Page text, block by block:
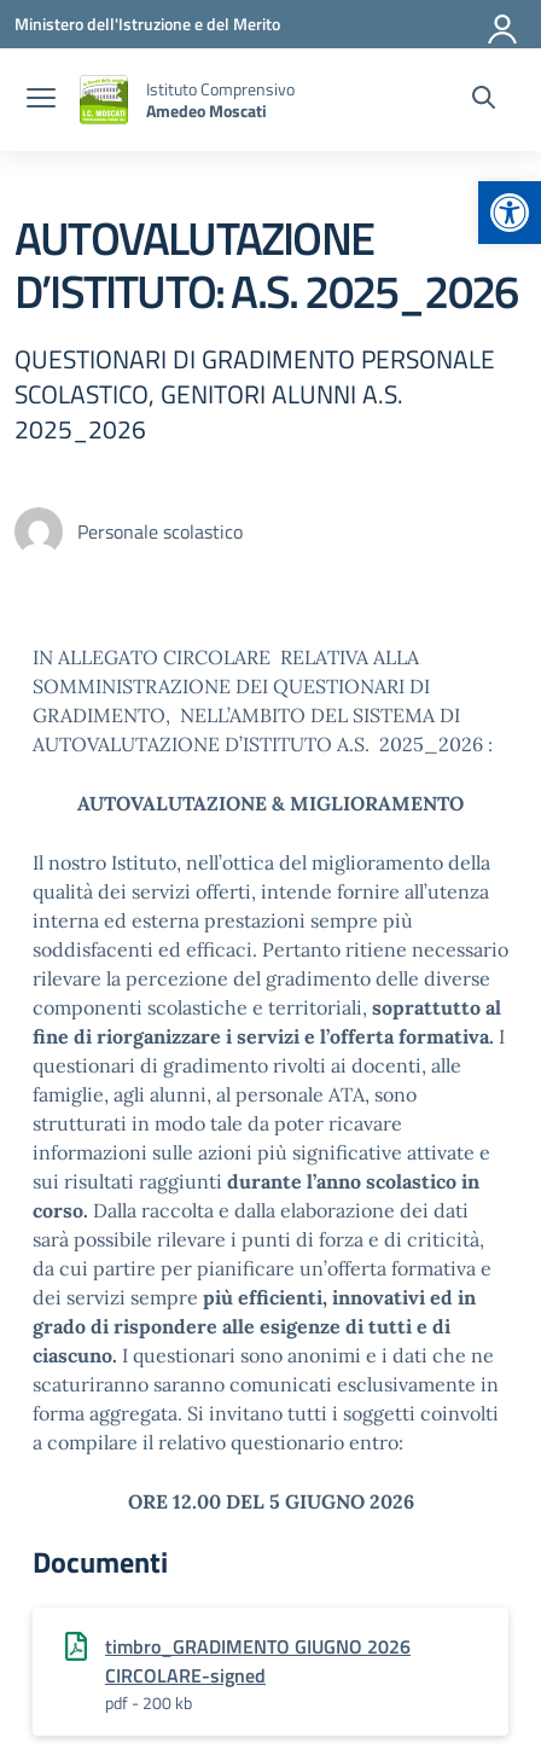
Vai ai contenuti
Vai al menu di navigazione
Vai al footer
Ministero dell'Istruzione e del Merito
Istituto Comprensivo
Amedeo Moscati
AUTOVALUTAZIONE
D’ISTITUTO: A.S. 2025_2026
QUESTIONARI DI GRADIMENTO PERSONALE
SCOLASTICO, GENITORI ALUNNI A.S.
2025_2026
Personale scolastico
IN ALLEGATO CIRCOLARE RELATIVA ALLA
SOMMINISTRAZIONE DEI QUESTIONARI DI
GRADIMENTO, NELL’AMBITO DEL SISTEMA DI
AUTOVALUTAZIONE D’ISTITUTO A.S. 2025_2026 :
AUTOVALUTAZIONE & MIGLIORAMENTO
Il nostro Istituto, nell’ottica del miglioramento della
qualità dei servizi offerti, intende fornire all’utenza
interna ed esterna prestazioni sempre più
soddisfacenti ed efficaci. Pertanto ritiene necessario
rilevare la percezione del gradimento delle diverse
componenti scolastiche e territoriali, soprattutto al
fine di riorganizzare i servizi e l’offerta formativa. I
questionari di gradimento rivolti ai docenti, alle
famiglie, agli alunni, al personale ATA, sono
strutturati in modo tale da poter ricavare
informazioni sulle azioni più significative attivate e
sui risultati raggiunti durante l’anno scolastico in
corso. Dalla raccolta e dalla elaborazione dei dati
sarà possibile rilevare i punti di forza e di criticità,
da cui partire per pianificare un’offerta formativa e
dei servizi sempre più efficienti, innovativi ed in
grado di rispondere alle esigenze di tutti e di
ciascuno. I questionari sono anonimi e i dati che ne
scaturiranno saranno comunicati esclusivamente in
forma aggregata. Si invitano tutti i soggetti coinvolti
a compilare il relativo questionario entro:
ORE 12.00 DEL 5 GIUGNO 2026
Documenti
timbro_GRADIMENTO GIUGNO 2026
CIRCOLARE-signed
pdf - 200 kb